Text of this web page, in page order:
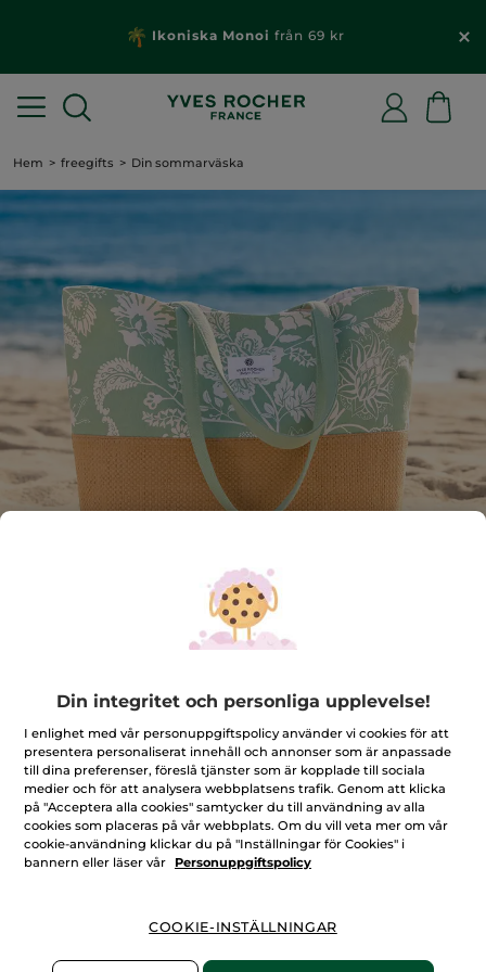
Ikoniska Monoi från 69 kr
Hem freegifts Din sommarväska
Din sommarväska
Sommarens äventyr börjar här
★★★★★
★★★★★
Inget
omdöme
för
LÄGG TILL RECENSION
Bevaka produkt
Säker betalning med Klarna
Din integritet och personliga upplevelse!
I enlighet med vår personuppgiftspolicy använder vi cookies för att
presentera personaliserat innehåll och annonser som är anpassade
till dina preferenser, föreslå tjänster som är kopplade till sociala
medier och för att analysera webbplatsens trafik. Genom att klicka
på "Acceptera alla cookies" samtycker du till användning av alla
cookies som placeras på vår webbplats. Om du vill veta mer om vår
cookie-användning klickar du på "Inställningar för Cookies" i
bannern eller läser vår
Personuppgiftspolicy
COOKIE-INSTÄLLNINGAR